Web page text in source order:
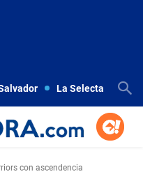
La Selecta
con ascendencia